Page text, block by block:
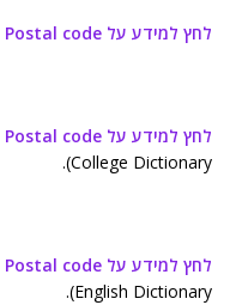
לחץ למידע על Postal code
לחץ למידע על Postal code
College Dictionary).
לחץ למידע על Postal code
English Dictionary).